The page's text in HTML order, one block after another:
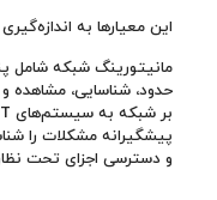
این معیارها به
مانیتورینگ شبکه شامل
حدود، شناسایی، مشاهده
پیشگیرانه مشکلات را
و دسترسی اجزای تحت